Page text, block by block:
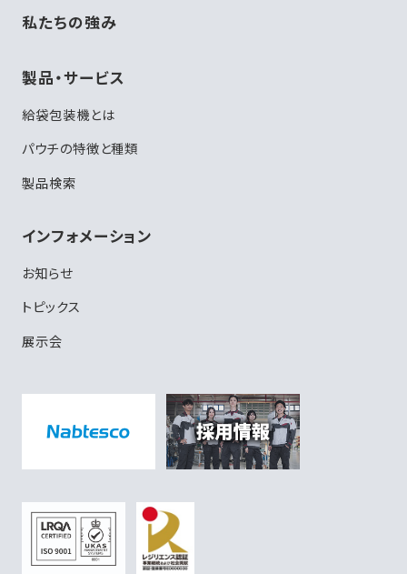
私たちの強み
製品・サービス
給袋包装機とは
パウチの特徴と種類
製品検索
インフォメーション
お知らせ
トピックス
展示会